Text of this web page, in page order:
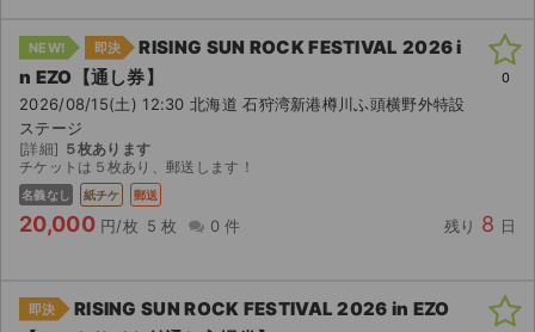
NEW! 即決
RISING SUN ROCK FESTIVAL 2026 i
n EZO【通し券】
2026/08/15(土) 12:30 北海道 石狩湾新港樽川ふ頭横野外特設
ステージ
[詳細] ５枚あります
チケットは５枚あり、郵送します！
名義なし 紙チケ 郵送
20,000 円/枚 5 枚 0 件 残り 8 日
0
即決
RISING SUN ROCK FESTIVAL 2026 in EZO